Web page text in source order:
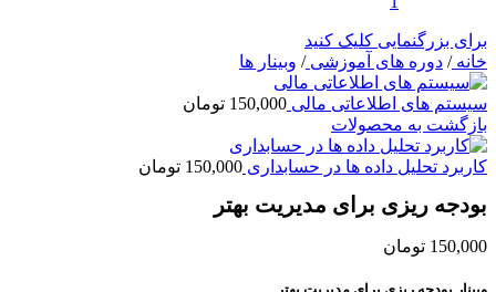
برای بزرگنمایی کلیک کنید
خانه/ دوره های آموزشی/ وبینار ها
سیستم های اطلاعاتی مالی 150,000 تومان
بازگشت به محصولات
کاربرد تحلیل داده ها در حسابداری 150,000 تومان
بودجه ریزی برای مدیریت بهتر
150,000 تومان